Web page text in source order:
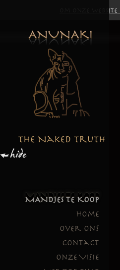
MANDJES TE KOOP
Home
Over Ons
Contact
Onze Visie
Om onze